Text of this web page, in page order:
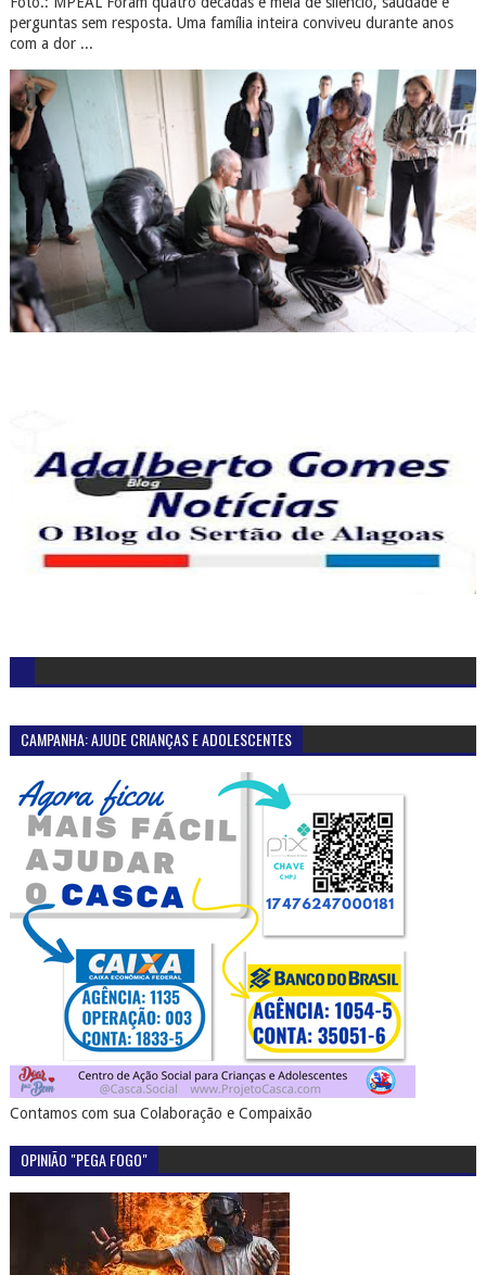
perguntas sem resposta. Uma família inteira conviveu durante anos
com a dor ...
CAMPANHA: AJUDE CRIANÇAS E ADOLESCENTES
Contamos com sua Colaboração e Compaixão
OPINIÃO "PEGA FOGO"